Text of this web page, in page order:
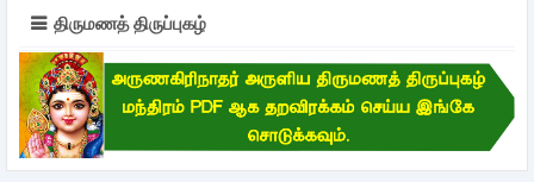
திருமணத் திருப்புகழ்